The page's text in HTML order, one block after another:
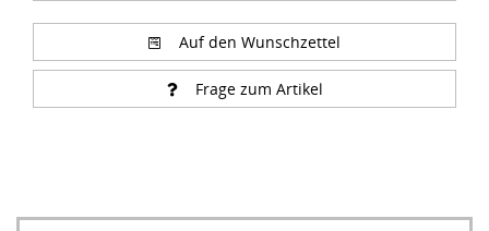
Auf den Wunschzettel
Frage zum Artikel